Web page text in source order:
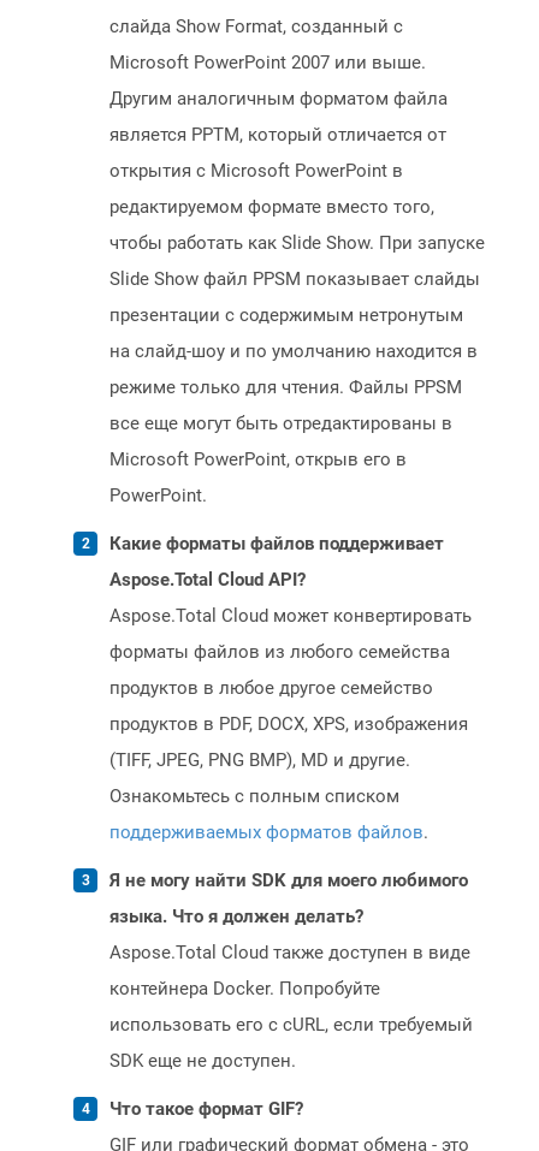
слайда Show Format, созданный с
Microsoft PowerPoint 2007 или выше.
Другим аналогичным форматом файла
является PPTM, который отличается от
открытия с Microsoft PowerPoint в
редактируемом формате вместо того,
чтобы работать как Slide Show. При запуске
Slide Show файл PPSM показывает слайды
презентации с содержимым нетронутым
на слайд-шоу и по умолчанию находится в
режиме только для чтения. Файлы PPSM
все еще могут быть отредактированы в
Microsoft PowerPoint, открыв его в
PowerPoint.
Какие форматы файлов поддерживает
Aspose.Total Cloud API?
Aspose.Total Cloud может конвертировать
форматы файлов из любого семейства
продуктов в любое другое семейство
продуктов в PDF, DOCX, XPS, изображения
(TIFF, JPEG, PNG BMP), MD и другие.
Ознакомьтесь с полным списком
поддерживаемых форматов файлов.
Я не могу найти SDK для моего любимого
языка. Что я должен делать?
Aspose.Total Cloud также доступен в виде
контейнера Docker. Попробуйте
использовать его с cURL, если требуемый
SDK еще не доступен.
Что такое формат GIF?
GIF или графический формат обмена - это